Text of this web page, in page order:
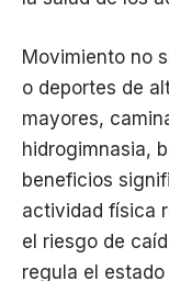
Movimiento no
o deportes de
mayores,
hidrogimnasia,
beneficios
actividad física
el riesgo de
regula el